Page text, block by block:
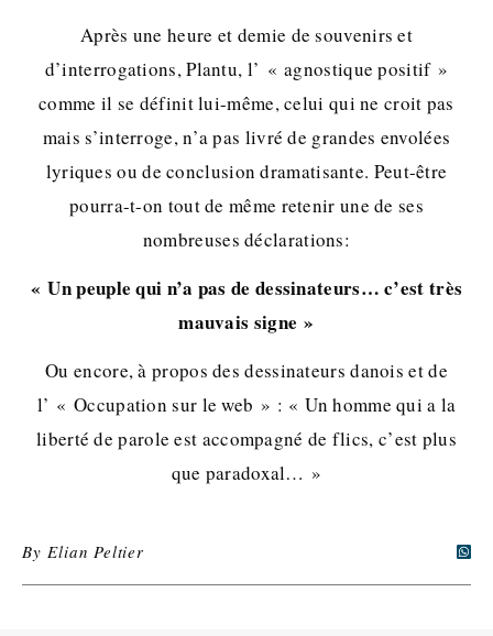
Après une heure et demie de souvenirs et
d’interrogations, Plantu, l’ « agnostique positif »
comme il se définit lui-même, celui qui ne croit pas
mais s’interroge, n’a pas livré de grandes envolées
lyriques ou de conclusion dramatisante. Peut-être
pourra-t-on tout de même retenir une de ses
nombreuses déclarations:
« Un peuple qui n’a pas de dessinateurs… c’est très
mauvais signe »
Ou encore, à propos des dessinateurs danois et de
l’ « Occupation sur le web » : « Un homme qui a la
liberté de parole est accompagné de flics, c’est plus
que paradoxal… »
By Elian Peltier